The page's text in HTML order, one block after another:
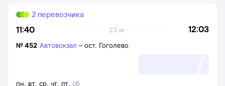
11:40 12:03
23 м
2 перевозчика
пн, вт, ср, чт, пт, сб
№452 Автовокзал – ост. Гоголево